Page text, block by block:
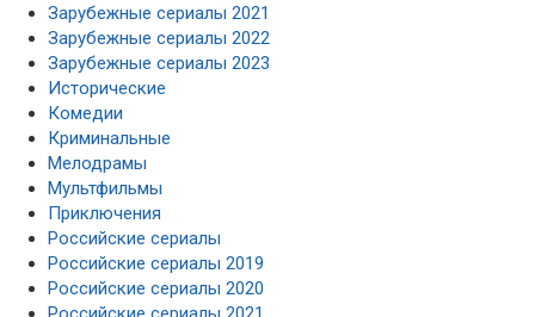
Зарубежные сериалы 2021
Зарубежные сериалы 2022
Зарубежные сериалы 2023
Исторические
Комедии
Криминальные
Мелодрамы
Мультфильмы
Приключения
Российские сериалы
Российские сериалы 2019
Российские сериалы 2020